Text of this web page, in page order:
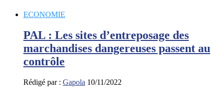
ECONOMIE
PAL : Les sites d’entreposage des
marchandises dangereuses passent au
contrôle
Rédigé par : Gapola 10/11/2022